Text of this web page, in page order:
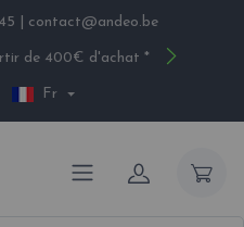
contact@andeo.be
de 400€ d'achat *
Fr